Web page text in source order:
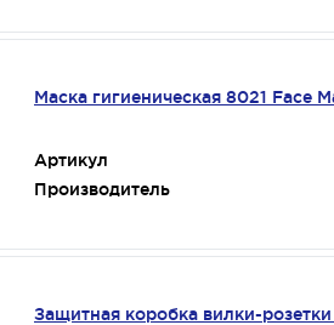
Маска гигиеническая 8021 Face
Артикул
Производитель
Защитная коробка вилки-